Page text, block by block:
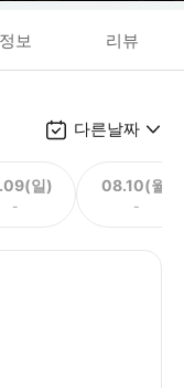
보 리뷰
다른날짜
일)
-
08.10(월)
-